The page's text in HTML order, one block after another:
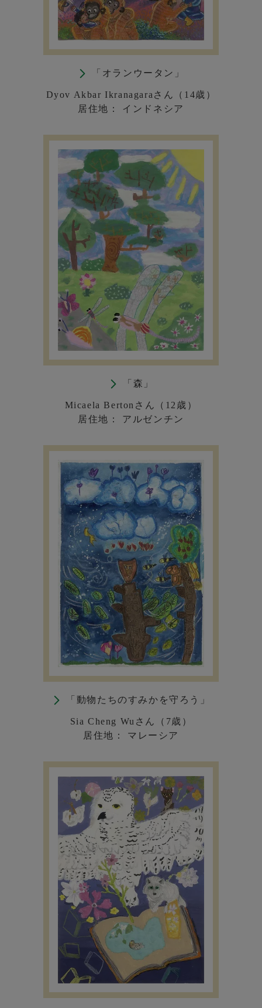
「オランウータン」
Dyov Akbar Ikranagaraさん（14歳）
居住地： インドネシア
「森」
Micaela Bertonさん（12歳）
居住地： アルゼンチン
「動物たちのすみかを守ろう」
Sia Cheng Wuさん（7歳）
居住地： マレーシア